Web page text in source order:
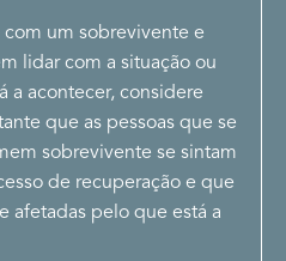
um sobrevivente e
lidar com a situação ou
a acontecer, considere
que as pessoas que se
sobrevivente se sintam
de recuperação e que
afetadas pelo que está a